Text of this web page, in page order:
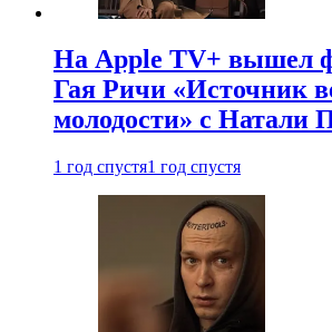
На Apple TV+ вышел
Гая Ричи «Источник
молодости» с Натали
1 год спустя1 год спустя